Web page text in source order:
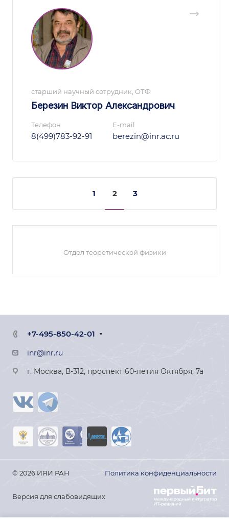
старший научный сотрудник, ОТФ
Березин Виктор Александрович
Телефон
8(499)783-92-91
E-mail
berezin@inr.ac.ru
1 2 3
Отдел теоретической физики
+7-495-850-42-01
inr@inr.ru
г. Москва, В-312, проспект 60-летия Октября, 7а
© 2026 ИЯИ РАН Политика конфиденциальности
Версия для слабовидящих